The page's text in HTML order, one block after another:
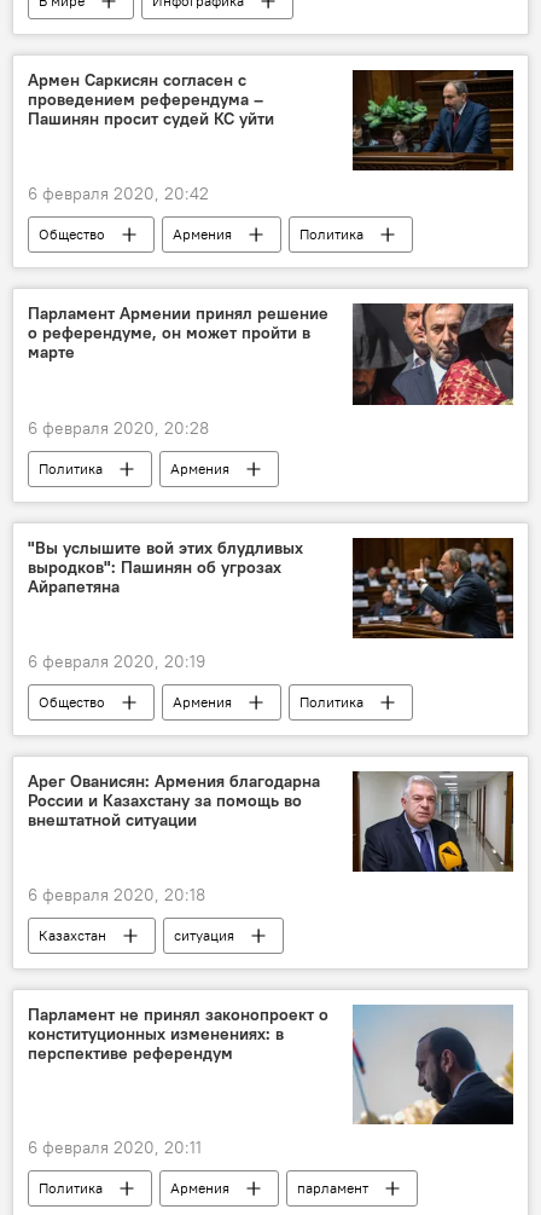
Мультимедиа
Коронавирус в Армении
коронавирус
Армен Саркисян согласен с
проведением референдума –
Пашинян просит судей КС уйти
6 февраля 2020, 20:42
Общество Армения
Политика
Пашинян Никол
Конституционный суд
Армен Саркисян
Грайр Товмасян
Референдум по поправкам к Конституции Армении – 2020
Парламент Армении принял решение
о референдуме, он может пройти в
марте
6 февраля 2020, 20:28
Политика
Армения
Грайр Товмасян
Референдум по поправкам к Конституции Армении – 2020
парламент
"Вы услышите вой этих блудливых
выродков": Пашинян об угрозах
Айрапетяна
6 февраля 2020, 20:19
Общество Армения
Политика
Пашинян Никол
Рубен Айрапетян
депутат
Новости Армения
парламент
угроза
Арег Ованисян: Армения благодарна
России и Казахстану за помощь во
внештатной ситуации
6 февраля 2020, 20:18
Казахстан
ситуация
Новости Армения
Голос
Парламент не принял законопроект о
конституционных изменениях: в
перспективе референдум
6 февраля 2020, 20:11
Политика Армения
парламент